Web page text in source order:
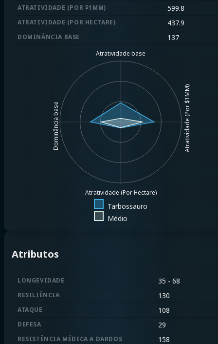
ATRATIVIDADE (POR $1MM) 599.8
ATRATIVIDADE (POR HECTARE) 437.9
DOMINÂNCIA BASE 137
Atratividade base
Atratividade (Por $1MM)
Atratividade (Por Hectare)
Dominância base
Tarbossauro
Médio
Atributos
LONGEVIDADE 35 - 68
RESILIÊNCIA 130
ATAQUE 108
DEFESA 29
RESISTÊNCIA MÉDICA A DARDOS 158